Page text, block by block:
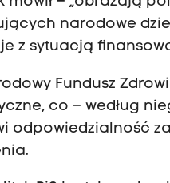
narodowe
z sytuacją
Fundusz
co – według
odpowiedzialność